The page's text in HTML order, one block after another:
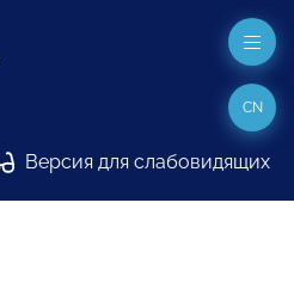
Версия для слабовидящих
CN